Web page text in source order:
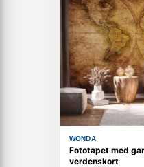
WONDA
Fototapet med
verdenskort